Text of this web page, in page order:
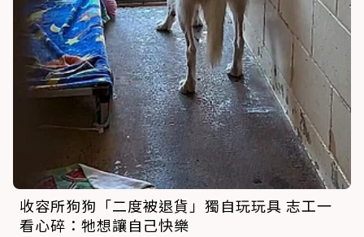
收容所狗狗「二度被退貨」獨自玩玩具 志工一
看心碎：牠想讓自己快樂